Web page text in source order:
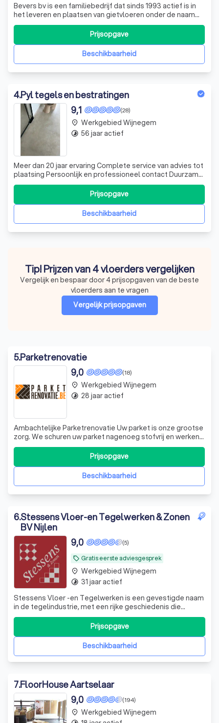
Bevers bv is een familiebedrijf dat sinds 1993 actief is in
het leveren en plaatsen van gietvloeren onder de naam
Artfloors en dit voor diverse toepassingen. Onze
specialiteit is het plaatsen van een naadloze gietvloer
voor al uw interieurprojecten.
Beschikbaarheid
Prijsopgave
4.Pyl tegels en bestratingen
(28)
9,1
Meer dan 20 jaar ervaring Complete service van advies tot
plaatsing Persoonlijk en professioneel contact Duurzame
en kwaliteitsvolle materialen Showroom Tevreden
klanten & transparante offertes
Beschikbaarheid
Prijsopgave
place Werkgebied Wijnegem
timelapse 56 jaar actief
Tip! Prijzen van 4 vloerders vergelijken
Vergelijk en bespaar door 4 prijsopgaven van de beste
vloerders aan te vragen
Vergelijk prijsopgaven
5.Parketrenovatie
(18)
9,0
Ambachtelijke Parketrenovatie Uw parket is onze grootse
zorg. We schuren uw parket nagenoeg stofvrij en werken
het tot in de puntjes af met de nieuwste technologie.
Door voor ons te kiezen, bent u zeker van een kwalitatieve
parketrenovatie.
Beschikbaarheid
Prijsopgave
place Werkgebied Wijnegem
timelapse 28 jaar actief
6.Stessens Vloer-en Tegelwerken & Zonen
BV Nijlen
local_offer Gratis eerste adviesgesprek
(5)
9,0
Stessens Vloer -en Tegelwerken is een gevestigde naam
in de tegelindustrie, met een rijke geschiedenis die
teruggaat tot 1994. Onder leiding van zaakvoerder Danny,
die zijn expertise in de loop der jaren heeft opgebouwd,
hebben we ons onderscheiden door onze toewijding aan
kwaliteit en vakmanschap.Beschikbaarheid
Prijsopgave
place Werkgebied Wijnegem
timelapse 31 jaar actief
7.FloorHouse Aartselaar
(194)
9,0
place Werkgebied Wijnegem